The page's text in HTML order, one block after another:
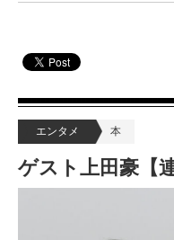
エンタメ 本
ゲスト上田豪【